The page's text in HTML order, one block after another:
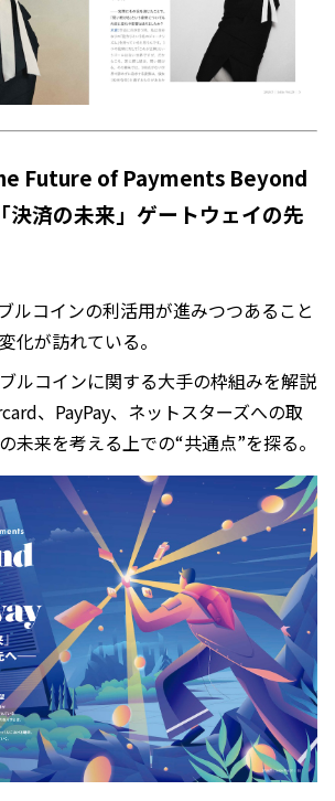
Future of Payments Beyond
済の未来」ゲートウェイの先
ルコインの利活用が進みつつあること
化が訪れている。
ルコインに関する大手の枠組みを解説
、PayPay、ネットスターズへの取
未来を考える上での“共通点”を探る。